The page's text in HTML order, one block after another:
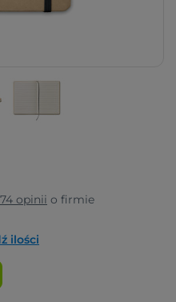
opinii o firmie
ilości